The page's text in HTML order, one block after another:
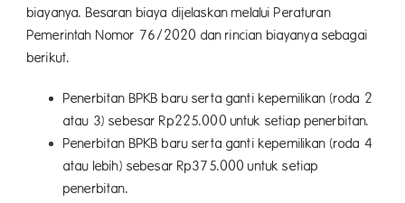
biayanya. Besaran biaya dijelaskan melalui Peraturan
Pemerintah Nomor 76/2020 dan rincian biayanya sebagai
berikut.
Penerbitan BPKB baru serta ganti kepemilikan (roda 2
atau 3) sebesar Rp225.000 untuk setiap penerbitan.
Penerbitan BPKB baru serta ganti kepemilikan (roda 4
atau lebih) sebesar Rp375.000 untuk setiap
penerbitan.